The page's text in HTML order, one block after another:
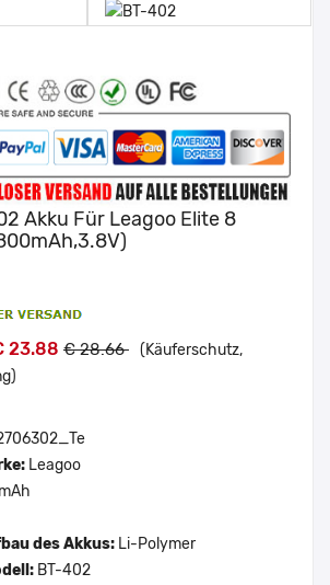
Akku Für Leagoo Elite 8
23.88 € 28.66 (Käuferschutz,
Leagoo
des Akkus: Li-Polymer
BT-402